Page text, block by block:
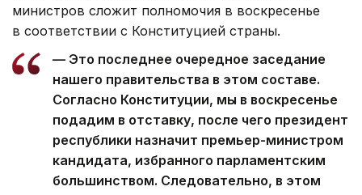
министров сложит полномочия в воскресенье
в соответствии с Конституцией страны.
— Это последнее очередное заседание
нашего правительства в этом составе.
Согласно Конституции, мы в воскресенье
подадим в отставку, после чего президент
республики назначит премьер-министром
кандидата, избранного парламентским
большинством. Следовательно, в этом